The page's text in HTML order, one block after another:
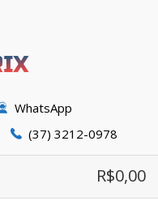
WhatsApp
(37) 3212-0978
R$0,00